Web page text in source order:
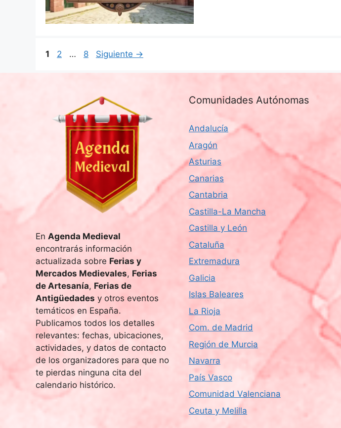
Página
1 Página
2 … Página
8 Siguiente →
En Agenda Medieval
encontrarás información
actualizada sobre Ferias y
Mercados Medievales, Ferias
de Artesanía, Ferias de
Antigüedades y otros eventos
temáticos en España.
Publicamos todos los detalles
relevantes: fechas, ubicaciones,
actividades, y datos de contacto
de los organizadores para que no
te pierdas ninguna cita del
calendario histórico.
Comunidades Autónomas
Andalucía
Aragón
Asturias
Canarias
Cantabria
Castilla-La Mancha
Castilla y León
Cataluña
Extremadura
Galicia
Islas Baleares
La Rioja
Com. de Madrid
Región de Murcia
Navarra
País Vasco
Comunidad Valenciana
Ceuta y Melilla